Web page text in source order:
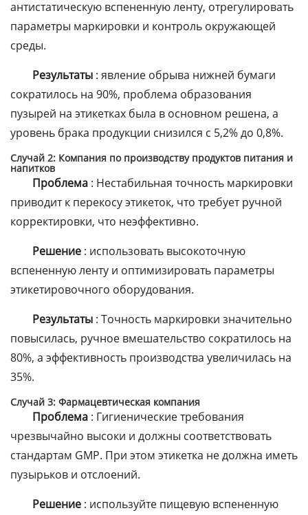
антистатическую вспененную ленту, отрегулировать
параметры маркировки и контроль окружающей
среды.
Результаты : явление обрыва нижней бумаги
сократилось на 90%, проблема образования
пузырей на этикетках была в основном решена, а
уровень брака продукции снизился с 5,2% до 0,8%.
Случай 2: Компания по производству продуктов питания и
напитков
Проблема : Нестабильная точность маркировки
приводит к перекосу этикеток, что требует ручной
корректировки, что неэффективно.
Решение : использовать высокоточную
вспененную ленту и оптимизировать параметры
этикетировочного оборудования.
Результаты : Точность маркировки значительно
повысилась, ручное вмешательство сократилось на
80%, а эффективность производства увеличилась на
35%.
Случай 3: Фармацевтическая компания
Проблема : Гигиенические требования
чрезвычайно высоки и должны соответствовать
стандартам GMP. При этом этикетка не должна иметь
пузырьков и отслоений.
Решение : используйте пищевую вспененную